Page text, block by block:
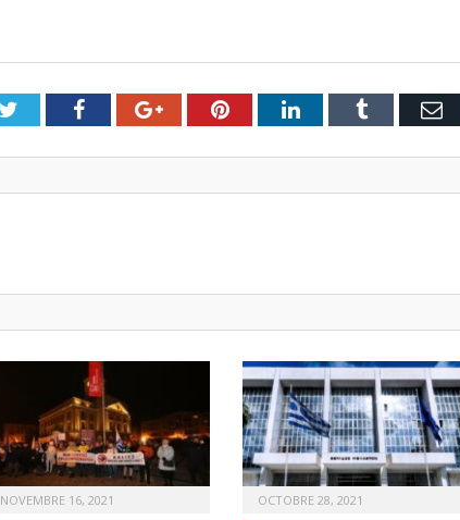
TwitterFacebookGoogle+PinterestLinkedInTumblr
NOVEMBRE 16, 2021 OCTOBRE 28, 2021